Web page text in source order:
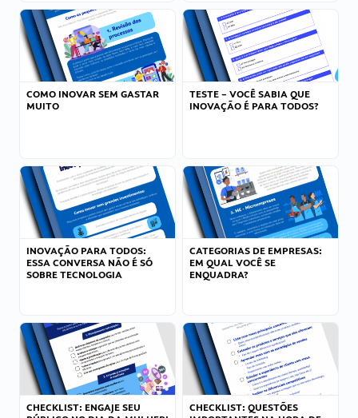
COMO INOVAR SEM GASTAR
MUITO
TESTE – VOCÊ SABIA QUE
INOVAÇÃO É PARA TODOS?
INOVAÇÃO PARA TODOS:
ESSA CONVERSA NÃO É SÓ
SOBRE TECNOLOGIA
CATEGORIAS DE EMPRESAS:
EM QUAL VOCÊ SE
ENQUADRA?
CHECKLIST: ENGAJE SEU
CHECKLIST: QUESTÕES